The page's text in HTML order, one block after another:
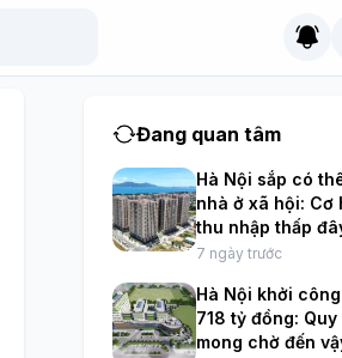
Đang quan tâm
Hà Nội sắp có
nhà ở xã hội: Cơ
thu nhập thấp
7 ngày trước
Hà Nội khởi
718 tỷ đồng:
mong chờ đến